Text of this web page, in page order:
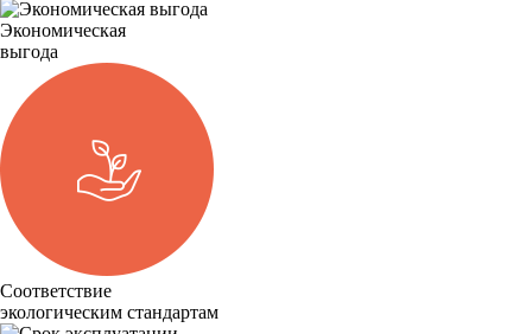
Экономическая
выгода
Соответствие
экологическим стандартам